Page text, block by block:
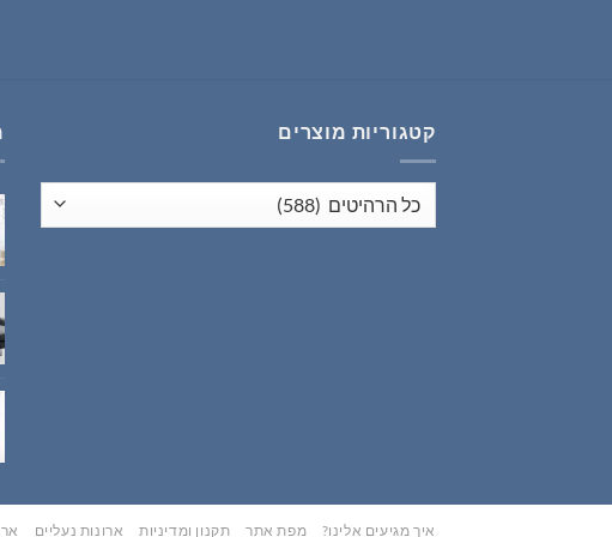
קטגוריות מוצרים
איך מגיעים אלינו? מפת אתר תקנון ומדיניות ארונות נעליים